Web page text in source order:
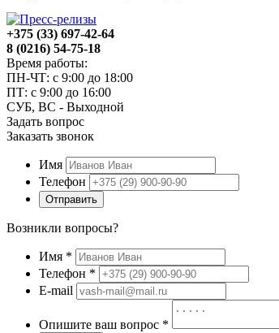
+375 (33) 697-42-64
8 (0216) 54-75-18
Время работы:
ПН-ЧТ: с 9:00 до 18:00
ПТ: с 9:00 до 16:00
СУБ, ВС - Выходной
Задать вопрос
Заказать звонок
Имя
Телефон
Отправить
Возникли вопросы?
Имя *
Телефон *
E-mail
Опишите ваш вопрос *